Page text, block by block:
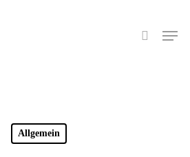
search
Menu
Allgemein